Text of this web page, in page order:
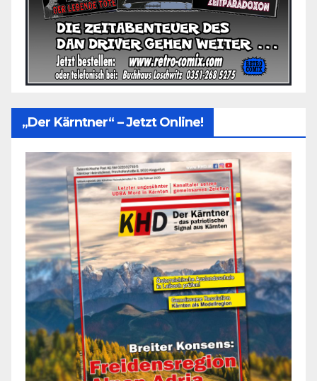
„Der Kärntner“ – Jetzt Online!